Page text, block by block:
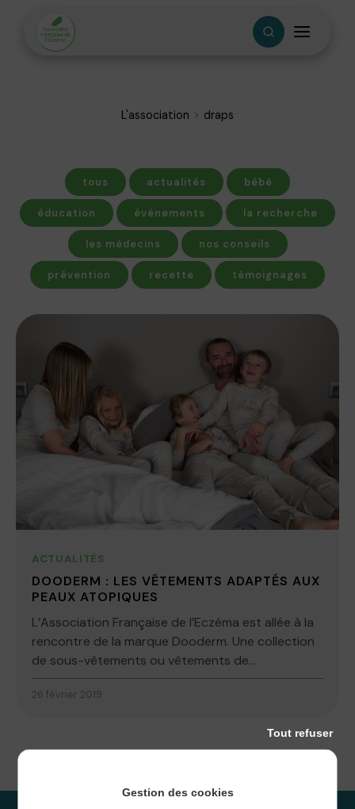
L'association draps
tous actualités bébé
éducation événements la recherche
les médecins nos conseils
prévention recette témoignages
ACTUALITÉS
DOODERM : LES VÊTEMENTS ADAPTÉS AUX
PEAUX ATOPIQUES
L’Association Française de l’Eczéma est allée à la
rencontre de la marque Dooderm. Une collection
de sous-vêtements ou vêtements de...
26 février 2019
Gestion des cookies
Tout refuser